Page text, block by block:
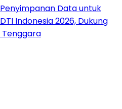
Penyimpanan Data untuk
Indonesia 2026, Dukung
Tenggara